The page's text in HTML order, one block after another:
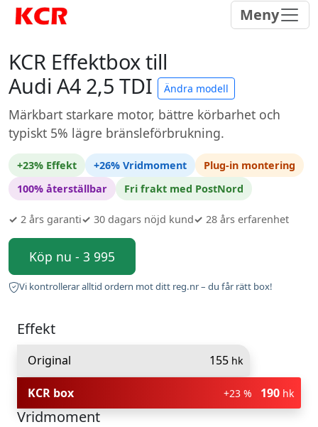
Meny
KCR Effektbox till
Audi A4 2,5 TDI
Ändra modell
Märkbart starkare motor, bättre körbarhet och
typiskt 5% lägre bränsleförbrukning.
+23% Effekt +26% Vridmoment
Plug-in montering
100% återställbar
Fri frakt med PostNord
✓ 2 års garanti✓ 30 dagars nöjd kund✓ 28 års erfarenhet
Köp nu - 3 995
Vi kontrollerar alltid ordern mot ditt reg.nr – du får rätt box!
Effekt
Original 155 hk
KCR box +23 % 190 hk
Vridmoment